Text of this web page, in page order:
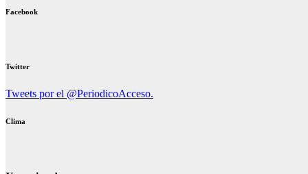
Facebook
Twitter
Tweets por el @PeriodicoAcceso.
Clima